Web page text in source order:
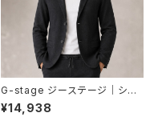
G-stage ジーステージ｜シー
ンレスサマーニットジャケット｜
洗濯可能 しわになりにくい オン
¥14,938